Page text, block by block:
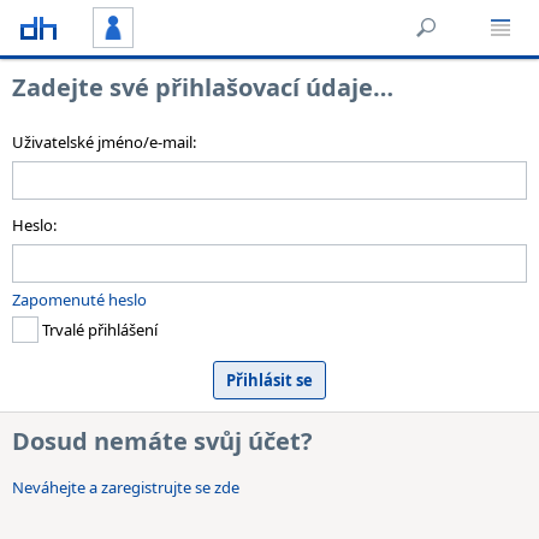
Zadejte své přihlašovací údaje…
Uživatelské jméno/e-mail:
Heslo:
Zapomenuté heslo
Trvalé přihlášení
Dosud nemáte svůj účet?
Neváhejte a zaregistrujte se zde